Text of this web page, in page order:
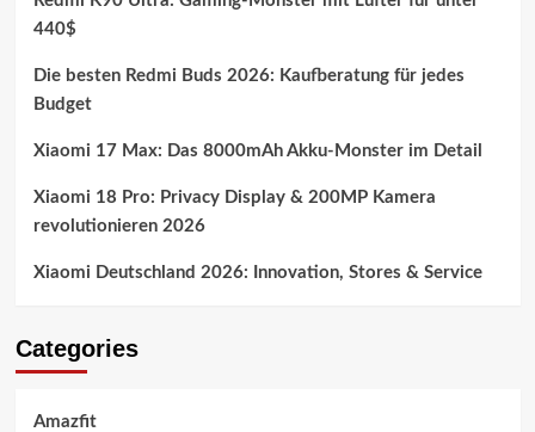
440$
Die besten Redmi Buds 2026: Kaufberatung für jedes
Budget
Xiaomi 17 Max: Das 8000mAh Akku-Monster im Detail
Xiaomi 18 Pro: Privacy Display & 200MP Kamera
revolutionieren 2026
Xiaomi Deutschland 2026: Innovation, Stores & Service
Categories
Amazfit